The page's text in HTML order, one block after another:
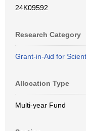
24K09592
Research Category
Grant-in-Aid for
Allocation Type
Multi-year Fund